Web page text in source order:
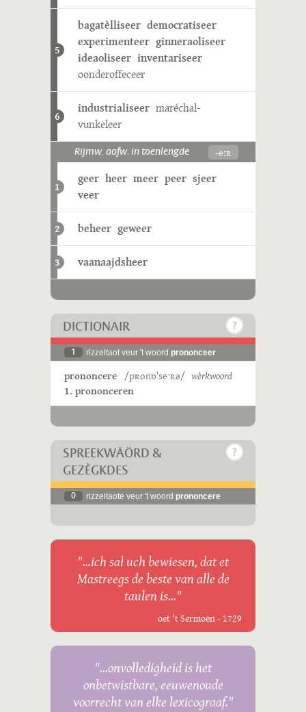
5
bagatèlliseer democratiseer
experimenteer ginneraoliseer
ideaoliseer inventariseer
oonderoffeceer
6
industrialiseer maréchal-
vunkeleer
Rijmw. aofw. in toenlengde -eːʀ
1
geer heer meer peer sjeer
veer
2 beheer geweer
3 vaanaajdsheer
DICTIONAIR
1 rizzeltaot veur 't woord prononceer
prononcere /pʀonɒˈseˑʀə/ wèrkwoord
1. prononceren
SPREEKWÄÖRD &
GEZÈGKDES
0 rizzeltaote veur 't woord prononcere
"...ich sal uch bewiesen, dat et
Mastreegs de beste van alle de
taulen is..."
oet 't Sermoen - 1729
"...onvolledigheid is het
onbetwistbare, eeuwenoude
voorrecht van elke lexicograaf."